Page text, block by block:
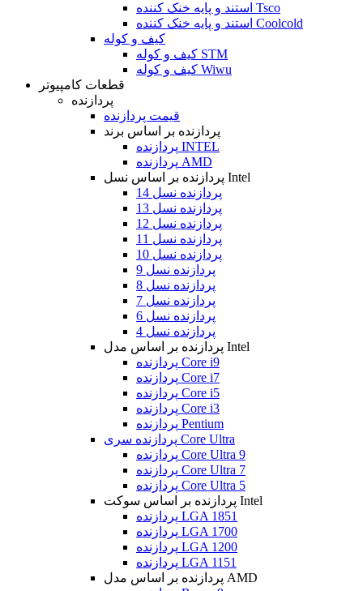
استند و پایه خنک کننده Tsco
استند و پایه خنک کننده Coolcold
کیف و کوله
کیف و کوله STM
کیف و کوله Wiwu
قطعات کامپیوتر
پردازنده
قیمت پردازنده
پردازنده بر اساس برند
پردازنده INTEL
پردازنده AMD
پردازنده بر اساس نسل Intel
پردازنده نسل 14
پردازنده نسل 13
پردازنده نسل 12
پردازنده نسل 11
پردازنده نسل 10
پردازنده نسل 9
پردازنده نسل 8
پردازنده نسل 7
پردازنده نسل 6
پردازنده نسل 4
پردازنده بر اساس مدل Intel
پردازنده Core i9
پردازنده Core i7
پردازنده Core i5
پردازنده Core i3
پردازنده Pentium
پردازنده سری Core Ultra
پردازنده Core Ultra 9
پردازنده Core Ultra 7
پردازنده Core Ultra 5
پردازنده بر اساس سوکت Intel
پردازنده LGA 1851
پردازنده LGA 1700
پردازنده LGA 1200
پردازنده LGA 1151
پردازنده بر اساس مدل AMD